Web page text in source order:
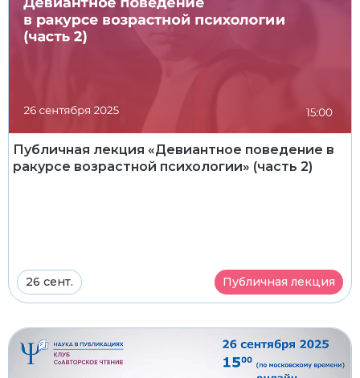
Публичная лекция «Девиантное поведение в
ракурсе возрастной психологии» (часть 2)
26 сент. Публичная лекция